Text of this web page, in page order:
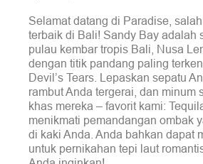
Selamat datang di Paradise,
terbaik di Bali! Sandy Bay adalah
pulau kembar tropis Bali, Nusa
dengan titik pandang paling
Devil’s Tears. Lepaskan sepatu
rambut Anda tergerai, dan minum
khas mereka – favorit kami:
menikmati pemandangan ombak
di kaki Anda. Anda bahkan dapat
untuk pernikahan tepi laut